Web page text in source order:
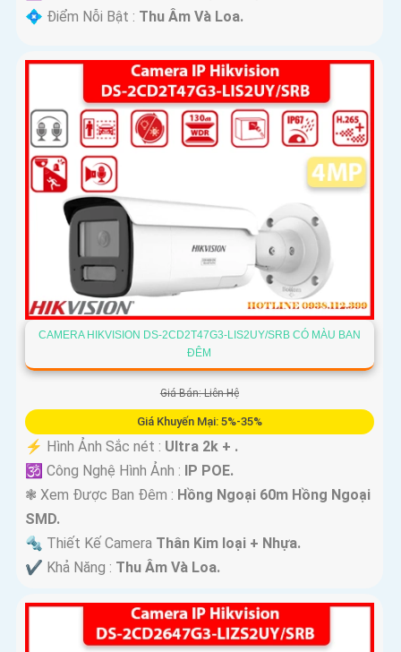
️💠 Điểm Nỗi Bật : Thu Âm Và Loa.
CAMERA HIKVISION DS-2CD2T47G3-LIS2UY/SRB CÓ MÀU BAN
ĐÊM
Giá Bán: Liên Hệ
Giá Khuyến Mại: 5%-35%
️⚡ Hình Ảnh Sắc nét : Ultra 2k + .
🕉️ Công Nghệ Hình Ảnh : IP POE.
❃ Xem Được Ban Đêm : Hồng Ngoại 60m Hồng Ngoại
SMD.
🔩 Thiết Kế Camera Thân Kim loại + Nhựa.
️✔️ Khả Năng : Thu Âm Và Loa.